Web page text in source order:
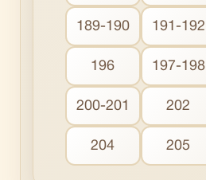
189-190 191-192
196 197-198
200-201 202
204 205